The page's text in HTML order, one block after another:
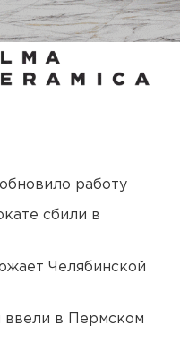
работу
сбили в
Челябинской
в Пермском